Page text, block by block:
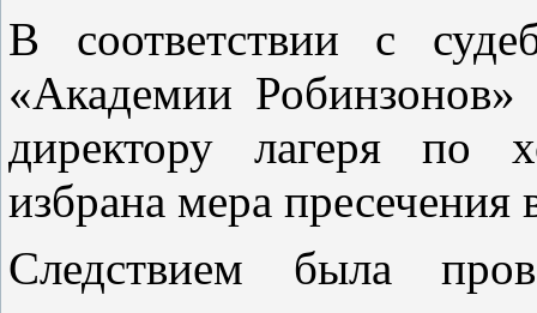
В соответствии с
«Академии Робинзонов»
директору лагеря по
избрана мера пресечения
Следствием была